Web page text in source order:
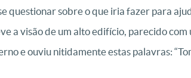
questionar sobre o que iria fazer para
a visão de um alto edifício, parecido com
e ouviu nitidamente estas palavras: